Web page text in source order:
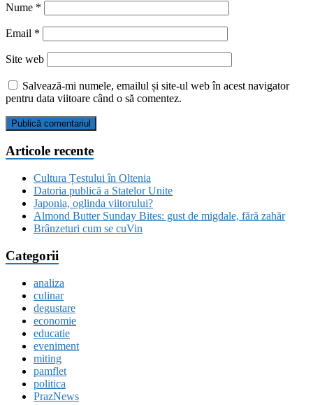
Nume *
Email *
Site web
Salvează-mi numele, emailul și site-ul web în acest navigator
pentru data viitoare când o să comentez.
Articole recente
Cultura Țestului în Oltenia
Datoria publică a Statelor Unite
Japonia, oglinda viitorului?
Almond Butter Sunday Bites: gust de migdale, fără zahăr
Brânzeturi cum se cuVin
Categorii
analiza
culinar
degustare
economie
educatie
eveniment
miting
pamflet
politica
PrazNews